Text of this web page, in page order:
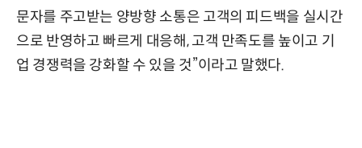
문자를 주고받는 양방향 소통은 고객의 피드백을 실시간
으로 반영하고 빠르게 대응해, 고객 만족도를 높이고 기
업 경쟁력을 강화할 수 있을 것”이라고 말했다.